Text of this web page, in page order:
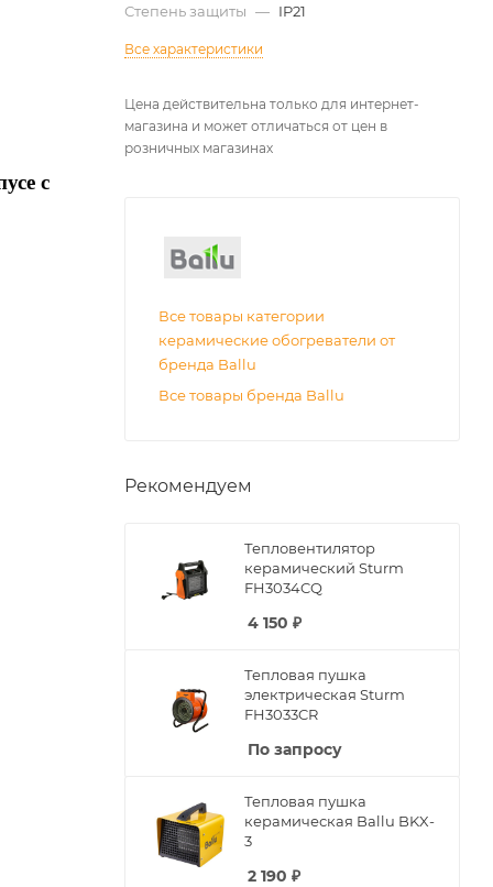
с
Степень защиты — IP21
Все характеристики
Цена действительна только для интернет-
магазина и может отличаться от цен в
розничных магазинах
Все товары категории
керамические обогреватели от
бренда Ballu
Все товары бренда Ballu
Рекомендуем
Тепловентилятор
керамический Sturm
FH3034CQ
4 150 ₽
Тепловая пушка
электрическая Sturm
FH3033CR
По запросу
Тепловая пушка
керамическая Ballu BKX-
3
2 190 ₽